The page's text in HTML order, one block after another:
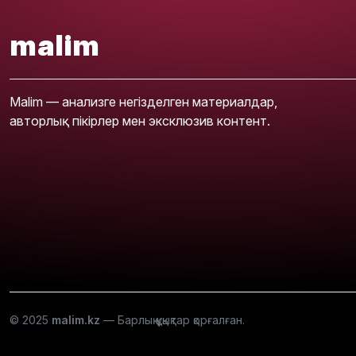
malim
Malim — анализге негізделген материалдар,
авторлық пікірлер мен эксклюзив контент.
© 2025 malim.kz — Барлық құқықтар қорғалған.